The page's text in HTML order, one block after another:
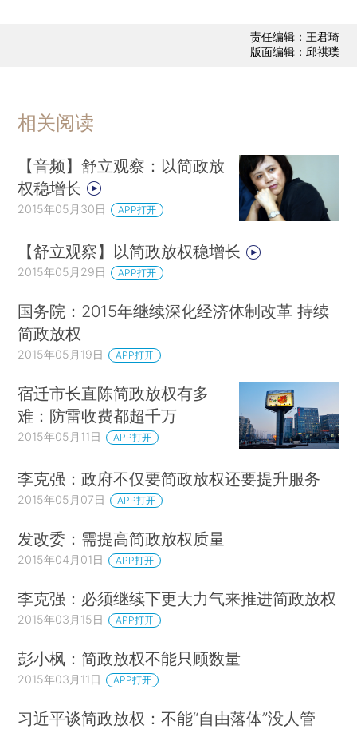
责任编辑：王君琦
版面编辑：邱祺璞
相关阅读
【音频】舒立观察：以简政放
权稳增长
2015年05月30日 APP打开
【舒立观察】以简政放权稳增长
2015年05月29日 APP打开
国务院：2015年继续深化经济体制改革 持续
简政放权
2015年05月19日 APP打开
宿迁市长直陈简政放权有多
难：防雷收费都超千万
2015年05月11日 APP打开
李克强：政府不仅要简政放权还要提升服务
2015年05月07日 APP打开
发改委：需提高简政放权质量
2015年04月01日 APP打开
李克强：必须继续下更大力气来推进简政放权
2015年03月15日 APP打开
彭小枫：简政放权不能只顾数量
2015年03月11日 APP打开
习近平谈简政放权：不能“自由落体”没人管